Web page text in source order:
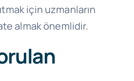
için uzmanların
almak önemlidir.